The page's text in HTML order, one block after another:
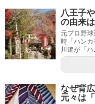
八王子
の由来
元プロ野
時「ハン
川遼が「
なぜ背
元々は